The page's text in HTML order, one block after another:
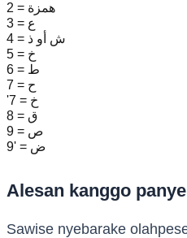
2 = همزة
3 = ع
4 = ش أو ذ
5 = خ
6 = ط
7 = ح
'7 = خ
8 = ق
9 = ص
9' = ض
Alesan kanggo
Sawise nyebarake